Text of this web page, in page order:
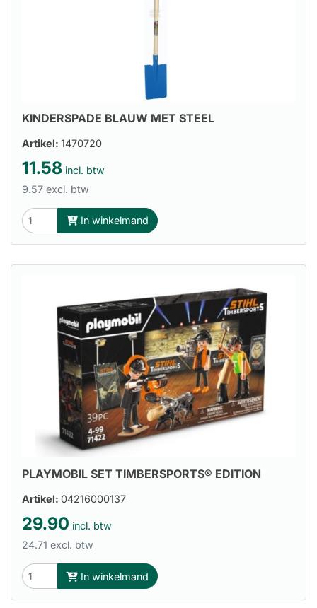
KINDERSPADE BLAUW MET STEEL
Artikel: 1470720
11.58 incl. btw
9.57 excl. btw
In winkelmand
PLAYMOBIL SET TIMBERSPORTS® EDITION
Artikel: 04216000137
29.90 incl. btw
24.71 excl. btw
In winkelmand